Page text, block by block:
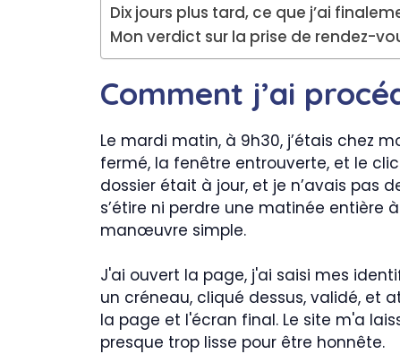
Dix jours plus tard, ce que j’ai
Mon verdict sur la prise de rendez-
Comment j’ai
Le mardi matin, à 9h30, j’étais chez
fermé, la fenêtre entrouverte, et le
dossier était à jour, et je n’avais pas
s’étire ni perdre une matinée entière
manœuvre simple.
J'ai ouvert la page, j'ai saisi mes
un créneau, cliqué dessus, validé, et
la page et l'écran final. Le site m'a
presque trop lisse pour être honnête.